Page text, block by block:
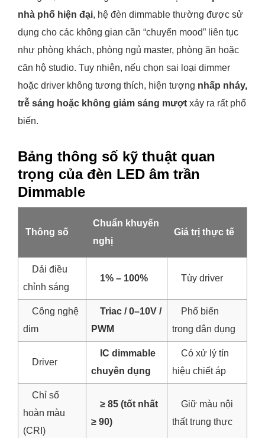
nhà phố hiện đại, hệ đèn dimmable thường được sử
dụng cho các không gian cần “chuyển mood” liên tục
như phòng khách, phòng ngủ master, phòng ăn hoặc
căn hộ studio. Tuy nhiên, nếu chọn sai loại dimmer
hoặc driver không tương thích, hiện tượng nhấp nháy,
trễ sáng hoặc không giảm sáng mượt xảy ra rất phổ
biến.
Bảng thông số kỹ thuật quan
trọng của đèn LED âm trần
Dimmable
Thông số
Chuẩn khuyến
nghị
Giá trị thực tế
Dải điều
chỉnh sáng
1% – 100% Tùy driver
Công nghệ
dim
Triac / 0–10V /
PWM
Phổ biến
trong dân dụng
Driver
IC dimmable
chuyên dụng
Có xử lý tín
hiệu chiết áp
Chỉ số
hoàn màu
(CRI)
≥ 85 (tốt nhất
≥ 90)
Giữ màu nội
thất trung thực